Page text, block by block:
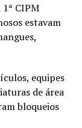
CIPM
estavam
equipes
de área
bloqueios